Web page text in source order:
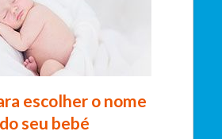
escolher o nome
do seu bebé